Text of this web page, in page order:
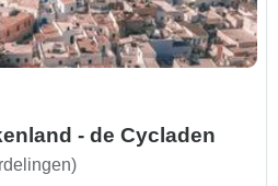
- de Cycladen